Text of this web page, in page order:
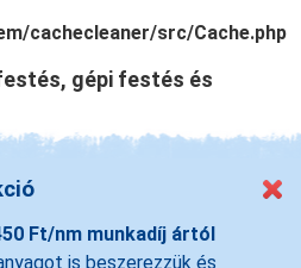
cachecleaner/src/Cache.php
gépi festés és
Ft/nm munkadíj ártól
is beszerezzük és